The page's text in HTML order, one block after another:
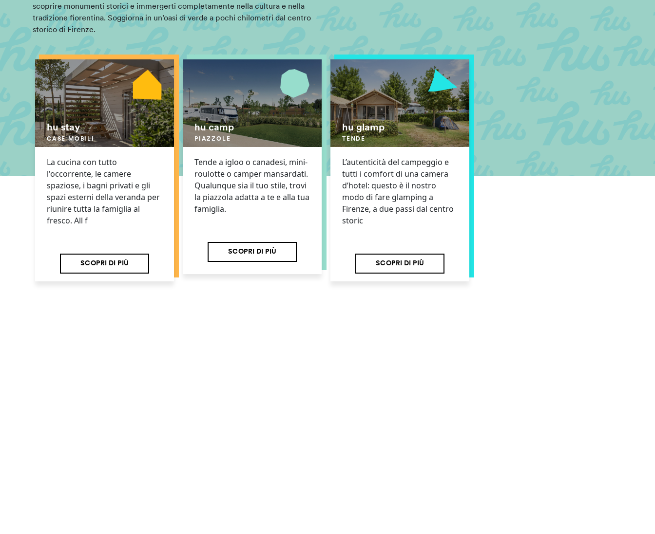
scoprire monumenti storici e immergerti completamente nella cultura e nella
tradizione fiorentina. Soggiorna in un’oasi di verde a pochi chilometri dal centro
storico di Firenze.
hu stay
CASE MOBILI
La cucina con tutto
l'occorrente, le camere
spaziose, i bagni privati e gli
spazi esterni della veranda per
riunire tutta la famiglia al
fresco. All f
SCOPRI DI PIÙ
hu camp
PIAZZOLE
Tende a igloo o canadesi, mini-
roulotte o camper mansardati.
Qualunque sia il tuo stile, trovi
la piazzola adatta a te e alla tua
famiglia.
SCOPRI DI PIÙ
hu glamp
TENDE
L’autenticità del campeggio e
tutti i comfort di una camera
d’hotel: questo è il nostro
modo di fare glamping a
Firenze, a due passi dal centro
storic
SCOPRI DI PIÙ